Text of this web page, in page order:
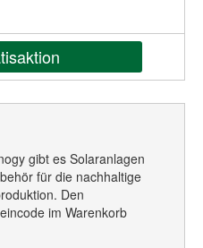
gibt es Solaranlagen
für die nachhaltige
Den
im Warenkorb